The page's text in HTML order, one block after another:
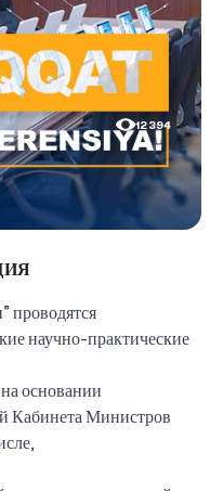
12394
проводятся
научно-практические
основании
Кабинета Министров